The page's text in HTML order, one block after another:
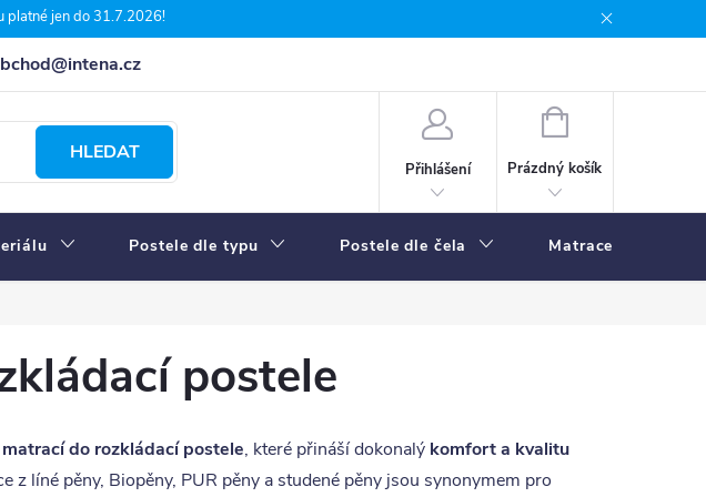
platné jen do 31.7.2026!
nakupit u Intena nábytek
HLEDAT
Přihlášení
NÁKUPNÍ
Prázdný košík
Postele dle typu Postele dle čela Matrace
postele
matrací do rozkládací postele, které přináší dokonalý komfort a kvalitu
z líné pěny, Biopěny, PUR pěny a studené pěny jsou synonymem pro